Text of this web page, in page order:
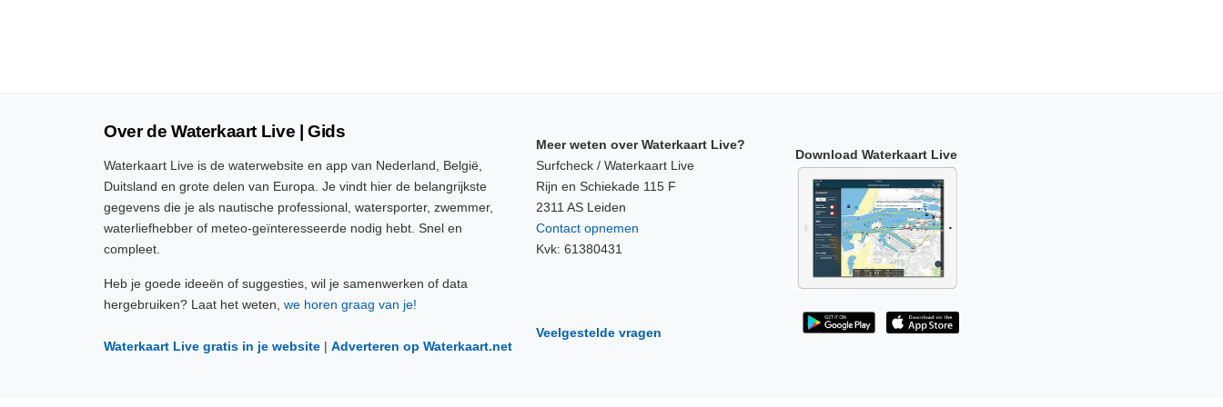
Over de Waterkaart Live | Gids
Waterkaart Live is de waterwebsite en app van Nederland, België,
Duitsland en grote delen van Europa. Je vindt hier de belangrijkste
gegevens die je als nautische professional, watersporter, zwemmer,
waterliefhebber of meteo-geïnteresseerde nodig hebt. Snel en
compleet.
Heb je goede ideeën of suggesties, wil je samenwerken of data
hergebruiken? Laat het weten, we horen graag van je!
Waterkaart Live gratis in je website | Adverteren op Waterkaart.net
Meer weten over Waterkaart Live?
Surfcheck / Waterkaart Live
Rijn en Schiekade 115 F
2311 AS Leiden
Contact opnemen
Kvk: 61380431
Veelgestelde vragen
Download Waterkaart Live